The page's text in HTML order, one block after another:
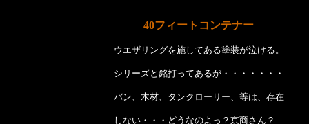
40フィートコンテナー
ウエザリングを施してある塗装が泣ける。
シリーズと銘打ってあるが・・・・・・・
バン、木材、タンクローリー、等は、存在
しない・・・どうなのよっ？京商さん？